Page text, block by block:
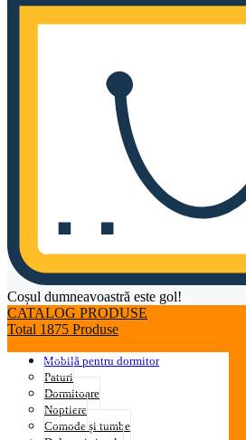
Coșul dumneavoastră este gol!
CATALOG PRODUSE
Total 1875 Produse
Mobilă pentru dormitor
Paturi
Dormitoare
Noptiere
Comode și tumbe